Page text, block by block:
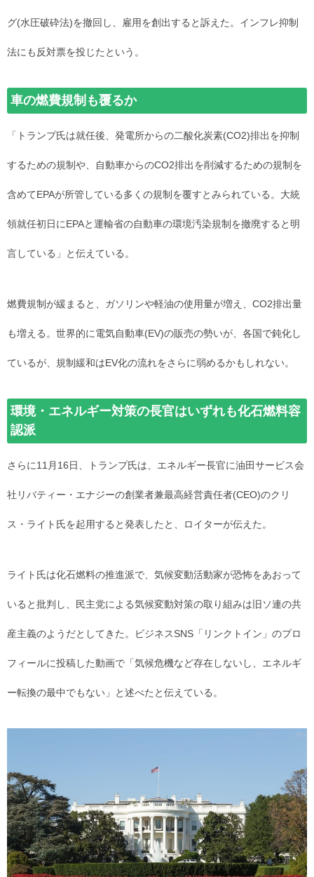
グ(水圧破砕法)を撤回し、雇用を創出すると訴えた。インフレ抑制
法にも反対票を投じたという。
車の燃費規制も覆るか
「トランプ氏は就任後、発電所からの二酸化炭素(CO2)排出を抑制
するための規制や、自動車からのCO2排出を削減するための規制を
含めてEPAが所管している多くの規制を覆すとみられている。大統
領就任初日にEPAと運輸省の自動車の環境汚染規制を撤廃すると明
言している」と伝えている。
燃費規制が緩まると、ガソリンや軽油の使用量が増え、CO2排出量
も増える。世界的に電気自動車(EV)の販売の勢いが、各国で鈍化し
ているが、規制緩和はEV化の流れをさらに弱めるかもしれない。
環境・エネルギー対策の長官はいずれも化石燃料容
認派
さらに11月16日、トランプ氏は、エネルギー長官に油田サービス会
社リバティー・エナジーの創業者兼最高経営責任者(CEO)のクリ
ス・ライト氏を起用すると発表したと、ロイターが伝えた。
ライト氏は化石燃料の推進派で、気候変動活動家が恐怖をあおって
いると批判し、民主党による気候変動対策の取り組みは旧ソ連の共
産主義のようだとしてきた。ビジネスSNS「リンクトイン」のプロ
フィールに投稿した動画で「気候危機など存在しないし、エネルギ
ー転換の最中でもない」と述べたと伝えている。